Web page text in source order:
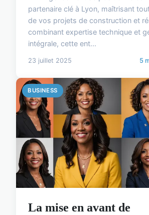
partenaire clé à Lyon, maîtrisant
de vos projets de construction et
combinant expertise technique et
intégrale, cette ent...
23 juillet 2025 5
BUSINESS
La mise en avant de